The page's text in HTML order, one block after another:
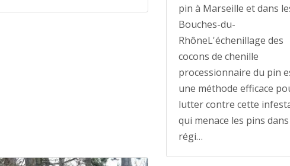
pin à Marseille et dans
Bouches-du-
RhôneL'échenillage des
cocons de chenille
processionnaire du pin
une méthode efficace
lutter contre cette
qui menace les pins
régi…